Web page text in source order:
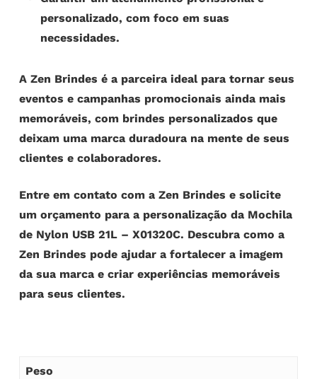
personalizado, com foco em suas
necessidades.
A Zen Brindes é a parceira ideal para tornar seus
eventos e campanhas promocionais ainda mais
memoráveis, com brindes personalizados que
deixam uma marca duradoura na mente de seus
clientes e colaboradores.
Entre em contato com a Zen Brindes e solicite
um orçamento para a personalização da Mochila
de Nylon USB 21L – X01320C. Descubra como a
Zen Brindes pode ajudar a fortalecer a imagem
da sua marca e criar experiências memoráveis
para seus clientes.
Peso